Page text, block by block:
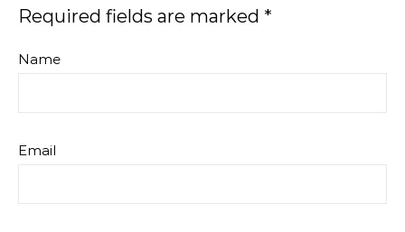
Required fields are marked *
Name
Email